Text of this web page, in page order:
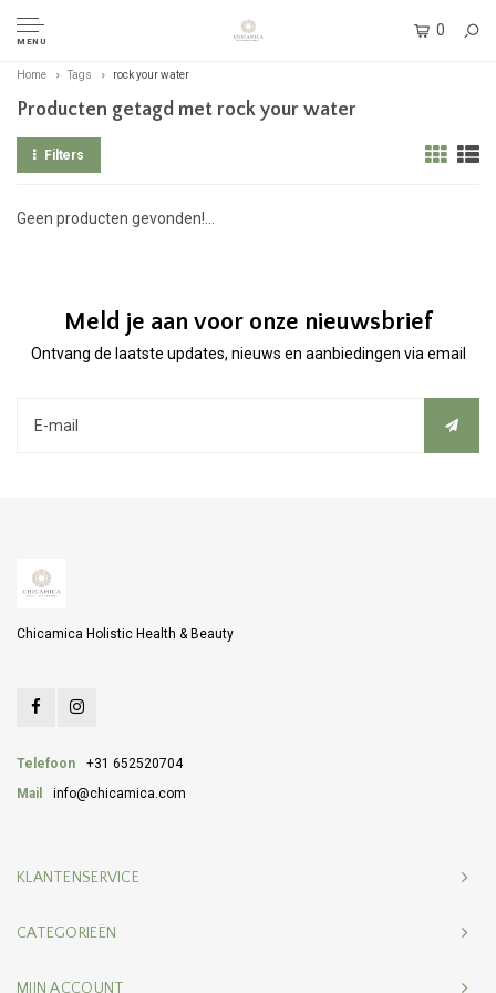
MENU
0
Home Tags rock your water
Producten getagd met rock your water
Filters
Geen producten gevonden!...
Meld je aan voor onze nieuwsbrief
Ontvang de laatste updates, nieuws en aanbiedingen via email
Chicamica Holistic Health & Beauty
Telefoon
+31 652520704
Mail
info@chicamica.com
KLANTENSERVICE
CATEGORIEËN
MIJN ACCOUNT